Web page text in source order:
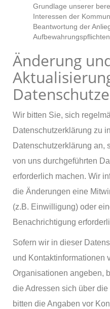
Grundlage unserer
Interessen der
Beantwortung der
Aufbewahrungspflichten.
Änderung
Wir bitten Sie, sich
Datenschutzerklärung zu
Datenschutzerklärung an,
von uns durchgeführten
erforderlich machen. Wir
die Änderungen eine
(z.B. Einwilligung) oder
Benachrichtigung
Sofern wir in dieser
und Kontaktinformationen
Organisationen angeben,
die Adressen sich über
bitten die Angaben vor